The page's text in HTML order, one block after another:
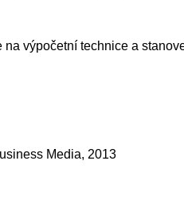
výpočetní technice a
Media, 2013